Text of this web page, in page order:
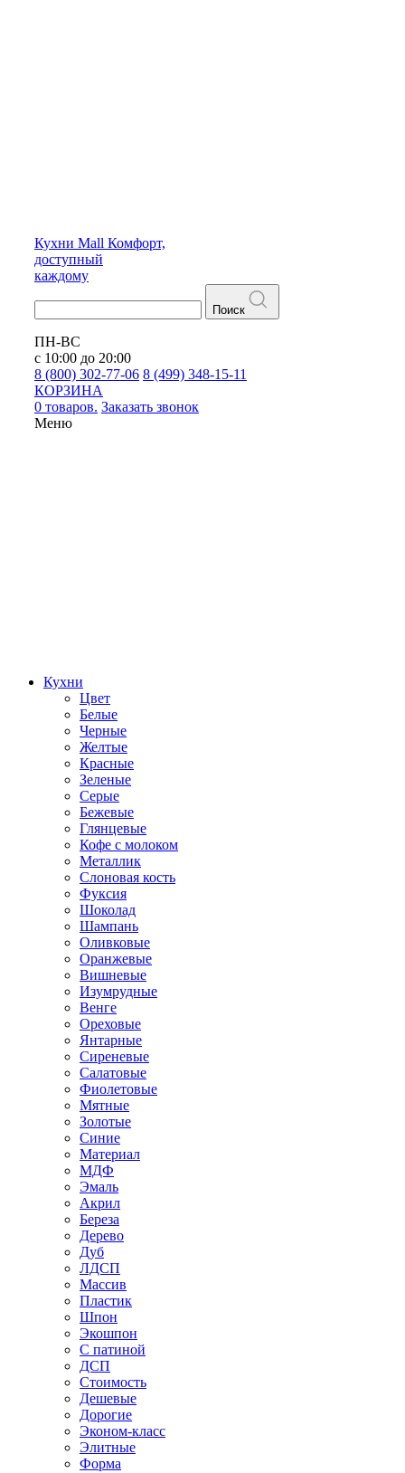
Кухни Mall Комфорт,
доступный
каждому
Поиск
ПН-ВС
с 10:00 до 20:00
8 (800) 302-77-06 8 (499) 348-15-11
КОРЗИНА
0 товаров. Заказать звонок
Меню
Кухни
Цвет
Белые
Черные
Желтые
Красные
Зеленые
Серые
Бежевые
Глянцевые
Кофе с молоком
Металлик
Слоновая кость
Фуксия
Шоколад
Шампань
Оливковые
Оранжевые
Вишневые
Изумрудные
Венге
Ореховые
Янтарные
Сиреневые
Салатовые
Фиолетовые
Мятные
Золотые
Синие
Материал
МДФ
Эмаль
Акрил
Береза
Дерево
Дуб
ЛДСП
Массив
Пластик
Шпон
Экошпон
С патиной
ДСП
Стоимость
Дешевые
Дорогие
Эконом-класс
Элитные
Форма